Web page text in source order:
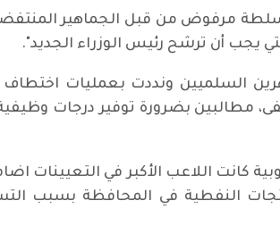
مرفوض من قبل الجماهير
يجب أن ترشح رئيس الوزراء الجديد".
السلميين ونددت بعمليات
مطالبين بضرورة توفير درجات
كانت اللاعب الأكبر في التعيينات
النفطية في المحافظة بسبب